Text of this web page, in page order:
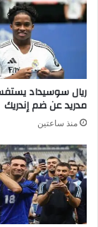
ريال سوسيداد
مدريد عن ضم إندريك
منذ ساعتين